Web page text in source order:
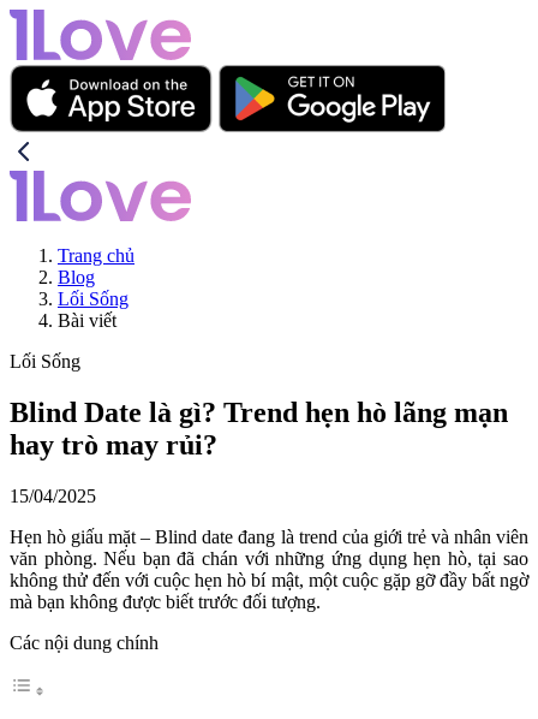
Trang chủ
Blog
Lối Sống
Bài viết
Lối Sống
Blind Date là gì? Trend hẹn hò lãng mạn
hay trò may rủi?
15/04/2025
Hẹn hò giấu mặt – Blind date đang là trend của giới trẻ và nhân viên
văn phòng. Nếu bạn đã chán với những ứng dụng hẹn hò, tại sao
không thử đến với cuộc hẹn hò bí mật, một cuộc gặp gỡ đầy bất ngờ
mà bạn không được biết trước đối tượng.
Các nội dung chính